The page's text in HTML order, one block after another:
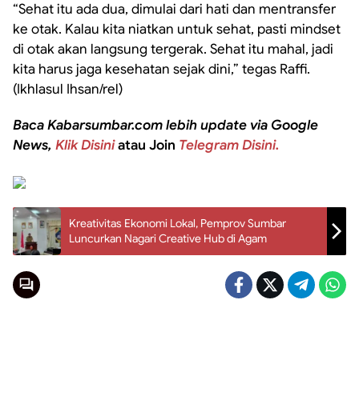
“Sehat itu ada dua, dimulai dari hati dan mentransfer
ke otak. Kalau kita niatkan untuk sehat, pasti mindset
di otak akan langsung tergerak. Sehat itu mahal, jadi
kita harus jaga kesehatan sejak dini,” tegas Raffi.
(Ikhlasul Ihsan/rel)
Baca Kabarsumbar.com lebih update via Google
News, Klik Disiniatau Join Telegram Disini.
Kreativitas Ekonomi Lokal, Pemprov Sumbar
Luncurkan Nagari Creative Hub di Agam